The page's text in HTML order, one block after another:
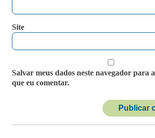
Site
Salvar meus dados neste navegador para
que eu comentar.